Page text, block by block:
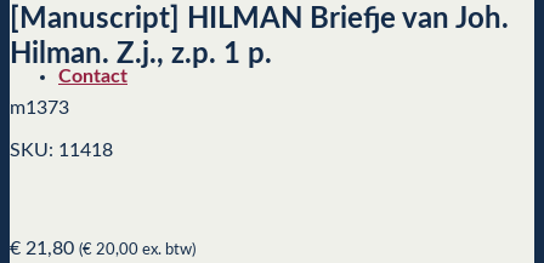
Contact
[Manuscript] HILMAN Briefje van Joh.
Hilman. Z.j., z.p. 1 p.
m1373
SKU: 11418
€ 21,80 (€ 20,00 ex. btw)